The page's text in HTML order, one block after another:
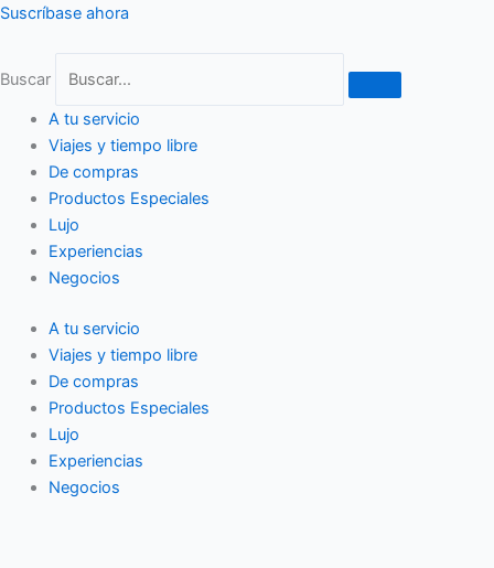
Ir
Suscríbase ahora
Buscar
A tu servicio
Viajes y tiempo libre
De compras
Productos Especiales
Lujo
Experiencias
Negocios
A tu servicio
Viajes y tiempo libre
De compras
Productos Especiales
Lujo
Experiencias
Negocios